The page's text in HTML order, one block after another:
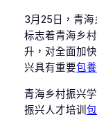
3月25日，青海
标志着青海乡
升，对全面加
兴具有重要包養
青海乡村振兴
振兴人才培训